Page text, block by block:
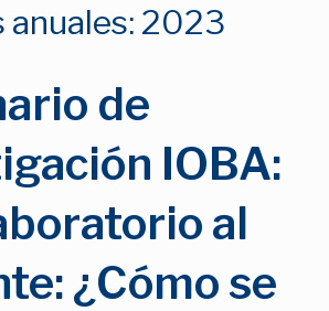
2023
de
IOBA:
al
¿Cómo se